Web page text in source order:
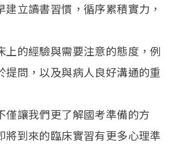
Open
立讀書習慣，循序累積實力，
上的經驗與需要注意的態度，例
提問，以及與病人良好溝通的重
僅讓我們更了解國考準備的方
將到來的臨床實習有更多心理準